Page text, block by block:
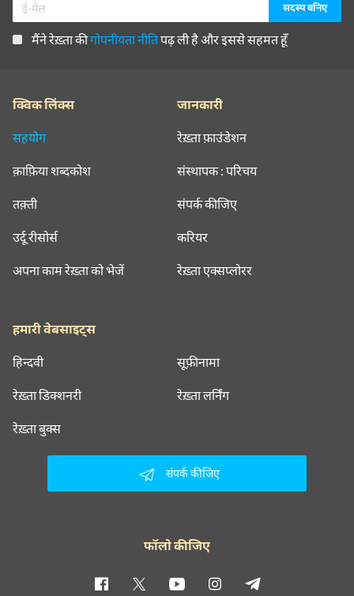
मैंने रेख़्ता कीगोपनीयता नीतिपढ़ ली है और इससे सहमत हूँ
क्विक लिंक्स
सहयोग
क़ाफ़िया शब्दकोश
तक़्ती
उर्दू रीसोर्स
अपना काम रेख़्ता को भेजें
जानकारी
रेख़्ता फ़ाउंडेशन
संस्थापक : परिचय
संपर्क कीजिए
करियर
रेख़्ता एक्सप्लोरर
हमारी वेबसाइट्स
हिन्दवी सूफ़ीनामा
रेख़्ता डिक्शनरी रेख़्ता लर्निंग
रेख़्ता बुक्स
संपर्क कीजिए
फॉलो कीजिए